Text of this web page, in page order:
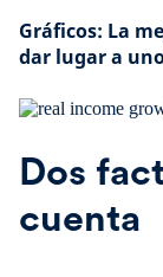
Gráficos: La
dar lugar a
Dos
cuenta